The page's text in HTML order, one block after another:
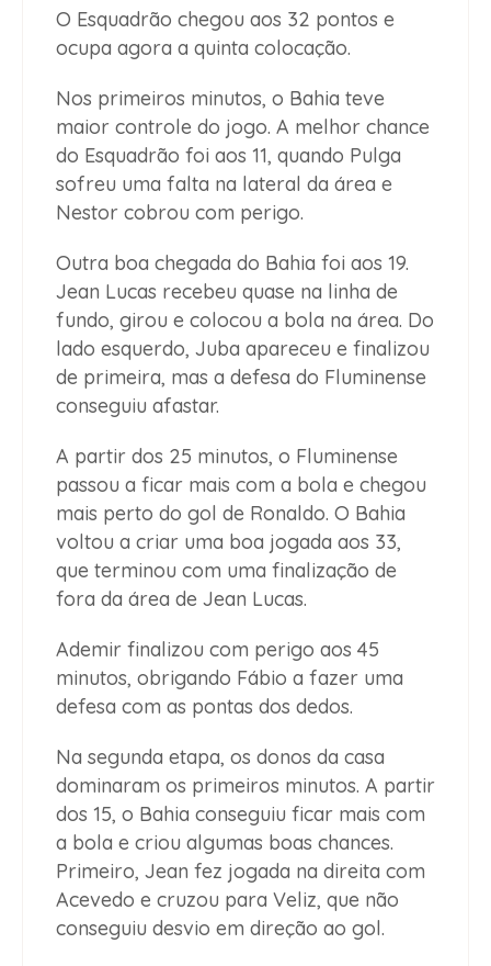
O Esquadrão chegou aos 32 pontos e
ocupa agora a quinta colocação.
Nos primeiros minutos, o Bahia teve
maior controle do jogo. A melhor chance
do Esquadrão foi aos 11, quando Pulga
sofreu uma falta na lateral da área e
Nestor cobrou com perigo.
Outra boa chegada do Bahia foi aos 19.
Jean Lucas recebeu quase na linha de
fundo, girou e colocou a bola na área. Do
lado esquerdo, Juba apareceu e finalizou
de primeira, mas a defesa do Fluminense
conseguiu afastar.
A partir dos 25 minutos, o Fluminense
passou a ficar mais com a bola e chegou
mais perto do gol de Ronaldo. O Bahia
voltou a criar uma boa jogada aos 33,
que terminou com uma finalização de
fora da área de Jean Lucas.
Ademir finalizou com perigo aos 45
minutos, obrigando Fábio a fazer uma
defesa com as pontas dos dedos.
Na segunda etapa, os donos da casa
dominaram os primeiros minutos. A partir
dos 15, o Bahia conseguiu ficar mais com
a bola e criou algumas boas chances.
Primeiro, Jean fez jogada na direita com
Acevedo e cruzou para Veliz, que não
conseguiu desvio em direção ao gol.